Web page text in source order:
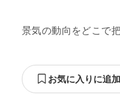
景気の動向をどこで
お気に入りに追加